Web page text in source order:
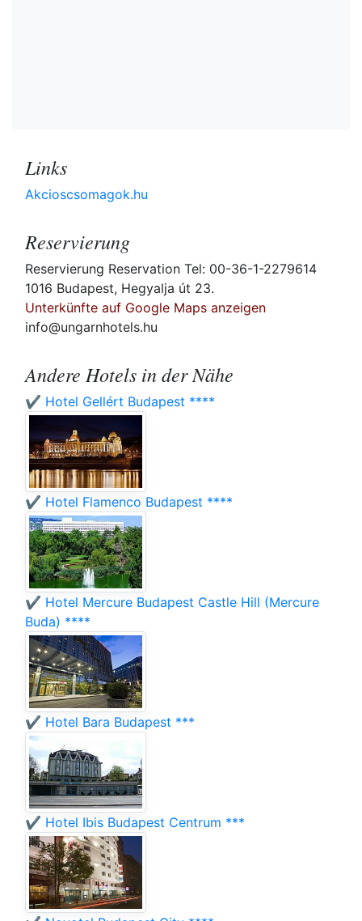
Links
Akcioscsomagok.hu
Reservierung
Reservierung Reservation Tel: 00-36-1-2279614
1016 Budapest, Hegyalja út 23.
Unterkünfte auf Google Maps anzeigen
info@ungarnhotels.hu
Andere Hotels in der Nähe
✔️ Hotel Gellért Budapest ****
✔️ Hotel Flamenco Budapest ****
✔️ Hotel Mercure Budapest Castle Hill (Mercure
Buda) ****
✔️ Hotel Bara Budapest ***
✔️ Hotel Ibis Budapest Centrum ***